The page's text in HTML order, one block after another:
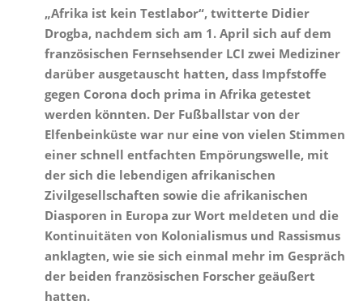
„Afrika ist kein Testlabor“, twitterte Didier
Drogba, nachdem sich am 1. April sich auf dem
französischen Fernsehsender LCI zwei Mediziner
darüber ausgetauscht hatten, dass Impfstoffe
gegen Corona doch prima in Afrika getestet
werden könnten. Der Fußballstar von der
Elfenbeinküste war nur eine von vielen Stimmen
einer schnell entfachten Empörungswelle, mit
der sich die lebendigen afrikanischen
Zivilgesellschaften sowie die afrikanischen
Diasporen in Europa zur Wort meldeten und die
Kontinuitäten von Kolonialismus und Rassismus
anklagten, wie sie sich einmal mehr im Gespräch
der beiden französischen Forscher geäußert
hatten.